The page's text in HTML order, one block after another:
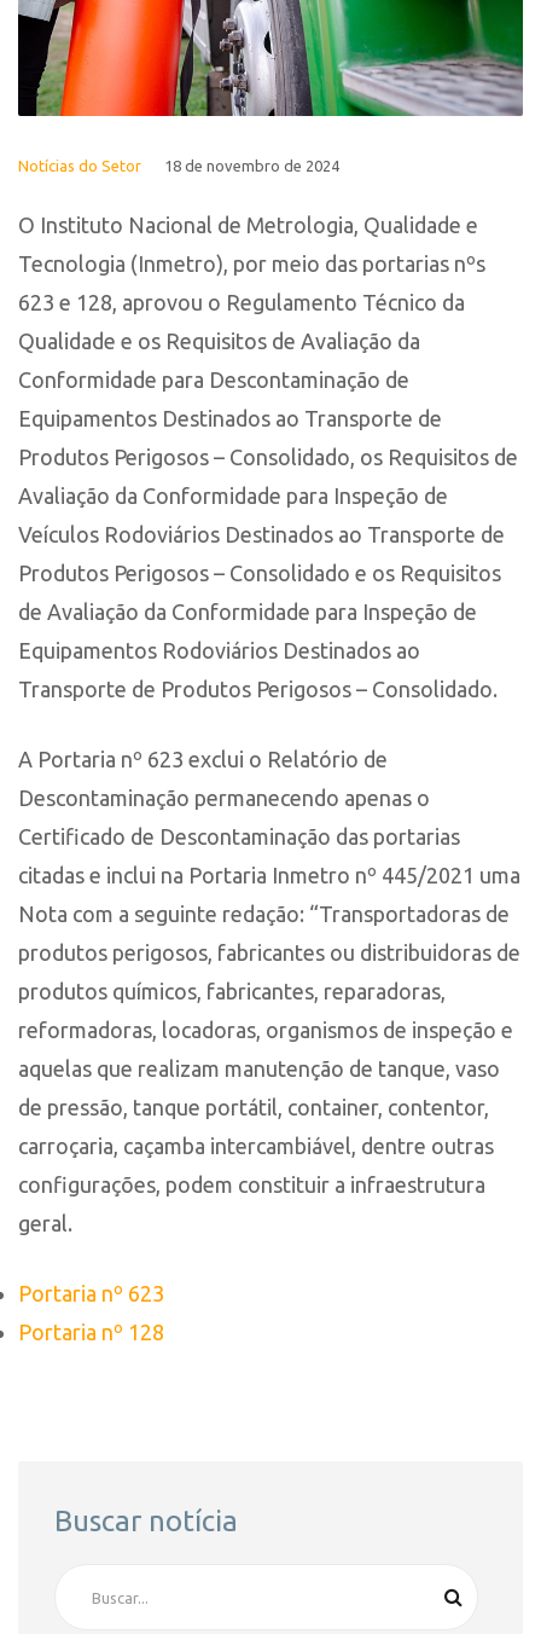
Notícias do Setor 18 de novembro de 2024
O Instituto Nacional de Metrologia, Qualidade e
Tecnologia (Inmetro), por meio das portarias nºs
623 e 128, aprovou o Regulamento Técnico da
Qualidade e os Requisitos de Avaliação da
Conformidade para Descontaminação de
Equipamentos Destinados ao Transporte de
Produtos Perigosos – Consolidado, os Requisitos de
Avaliação da Conformidade para Inspeção de
Veículos Rodoviários Destinados ao Transporte de
Produtos Perigosos – Consolidado e os Requisitos
de Avaliação da Conformidade para Inspeção de
Equipamentos Rodoviários Destinados ao
Transporte de Produtos Perigosos – Consolidado.
A Portaria nº 623 exclui o Relatório de
Descontaminação permanecendo apenas o
Certificado de Descontaminação das portarias
citadas e inclui na Portaria Inmetro nº 445/2021 uma
Nota com a seguinte redação: “Transportadoras de
produtos perigosos, fabricantes ou distribuidoras de
produtos químicos, fabricantes, reparadoras,
reformadoras, locadoras, organismos de inspeção e
aquelas que realizam manutenção de tanque, vaso
de pressão, tanque portátil, container, contentor,
carroçaria, caçamba intercambiável, dentre outras
configurações, podem constituir a infraestrutura
geral.
Portaria nº 623
Portaria nº 128
Buscar notícia